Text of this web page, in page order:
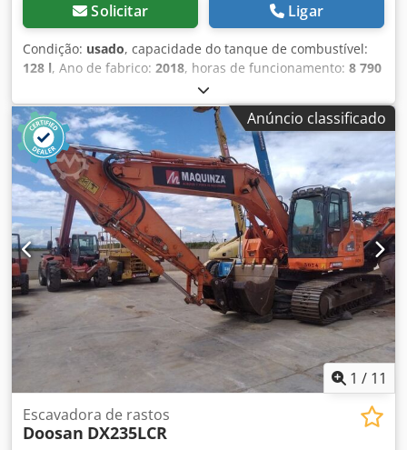
Solicitar Ligar
Condição: usado, capacidade do tanque de combustível:
128 l, Ano de fabrico: 2018, horas de funcionamento: 8 790
, Ano de fabricação: 2018 Dksdpexqfdasfx Aaisr Peso
vazio: 9.000 kg Dimensões (C x L x A): 699 x 220 x 257 cm
Anúncio classificado
1 / 11
Escavadora de rastos
Doosan DX235LCR